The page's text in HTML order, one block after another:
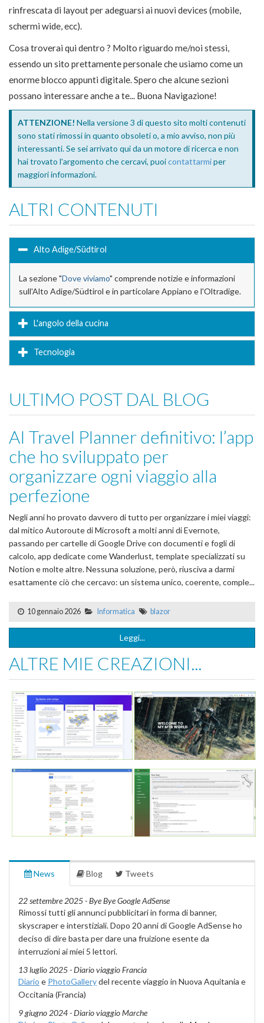
rinfrescata di layout per adeguarsi ai nuovi devices (mobile,
schermi wide, ecc).
Cosa troverai qui dentro ? Molto riguardo me/noi stessi,
essendo un sito prettamente personale che usiamo come un
enorme blocco appunti digitale. Spero che alcune sezioni
possano interessare anche a te... Buona Navigazione!
ATTENZIONE! Nella versione 3 di questo sito molti contenuti
sono stati rimossi in quanto obsoleti o, a mio avviso, non più
interessanti. Se sei arrivato qui da un motore di ricerca e non
hai trovato l'argomento che cercavi, puoicontattarmiper
maggiori informazioni.
ALTRI CONTENUTI
Alto Adige/Südtirol
La sezione "Dove viviamo" comprende notizie e informazioni
sull'Alto Adige/Südtirol e in particolare Appiano e l'Oltradige.
L'angolo della cucina
Tecnologia
ULTIMO POST DAL BLOG
AI Travel Planner definitivo: l’app
che ho sviluppato per
organizzare ogni viaggio alla
perfezione
Negli anni ho provato davvero di tutto per organizzare i miei viaggi:
dal mitico Autoroute di Microsoft a molti anni di Evernote,
passando per cartelle di Google Drive con documenti e fogli di
calcolo, app dedicate come Wanderlust, template specializzati su
Notion e molte altre. Nessuna soluzione, però, riusciva a darmi
esattamente ciò che cercavo: un sistema unico, coerente, comple...
10 gennaio 2026 Informatica blazor
Leggi...
ALTRE MIE CREAZIONI...
News Blog Tweets
22 settembre 2025 - Bye Bye Google AdSense
Rimossi tutti gli annunci pubblicitari in forma di banner,
skyscraper e interstiziali. Dopo 20 anni di Google AdSense ho
deciso di dire basta per dare una fruizione esente da
interruzioni ai miei 5 lettori.
13 luglio 2025 - Diario viaggio Francia
Diario e PhotoGallerydel recente viaggio in Nuova Aquitania e
Occitania (Francia)
9 giugno 2024 - Diario viaggio Marche